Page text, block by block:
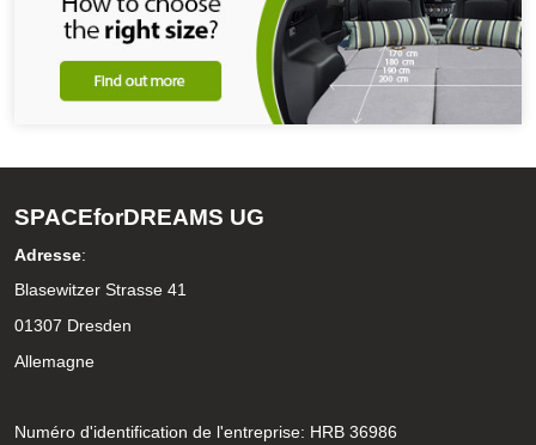
SPACEforDREAMS UG
Adresse:
Blasewitzer Strasse 41
01307 Dresden
Allemagne
Numéro d'identification de l'entreprise: HRB 36986